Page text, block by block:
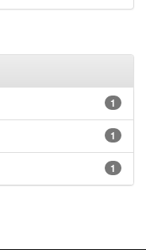
1
1
1